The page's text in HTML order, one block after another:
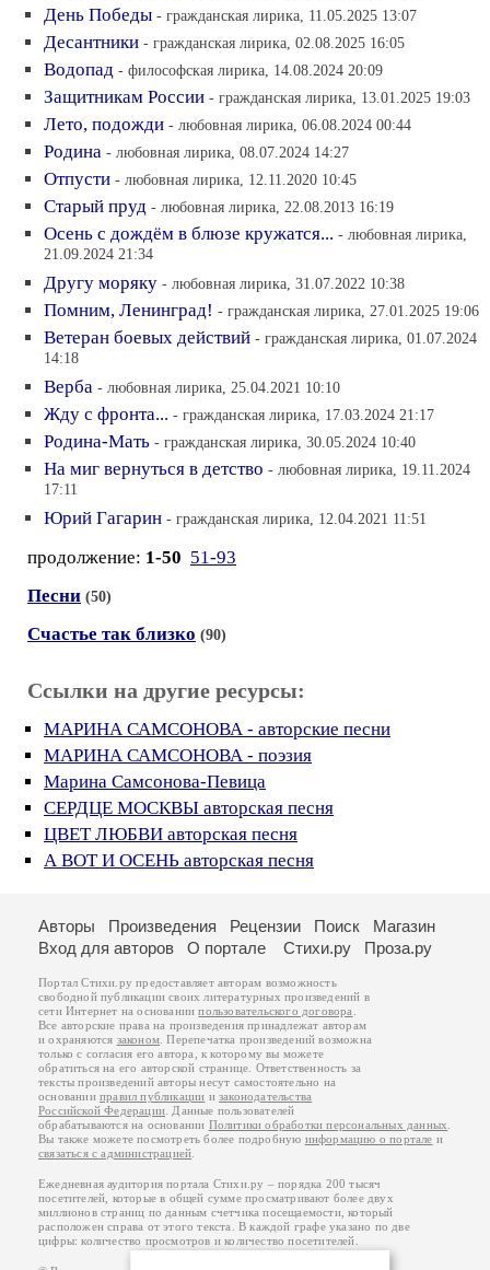
День Победы - гражданская лирика, 11.05.2025 13:07
Десантники - гражданская лирика, 02.08.2025 16:05
Водопад - философская лирика, 14.08.2024 20:09
Защитникам России - гражданская лирика, 13.01.2025 19:03
Лето, подожди - любовная лирика, 06.08.2024 00:44
Родина - любовная лирика, 08.07.2024 14:27
Отпусти - любовная лирика, 12.11.2020 10:45
Старый пруд - любовная лирика, 22.08.2013 16:19
Осень с дождём в блюзе кружатся... - любовная лирика,
21.09.2024 21:34
Другу моряку - любовная лирика, 31.07.2022 10:38
Помним, Ленинград! - гражданская лирика, 27.01.2025 19:06
Ветеран боевых действий - гражданская лирика, 01.07.2024
14:18
Верба - любовная лирика, 25.04.2021 10:10
Жду с фронта... - гражданская лирика, 17.03.2024 21:17
Родина-Мать - гражданская лирика, 30.05.2024 10:40
На миг вернуться в детство - любовная лирика, 19.11.2024
17:11
Юрий Гагарин - гражданская лирика, 12.04.2021 11:51
продолжение: 1-50 51-93
Песни (50)
Счастье так близко (90)
Ссылки на другие ресурсы:
МАРИНА САМСОНОВА - авторские песни
МАРИНА САМСОНОВА - поэзия
Марина Самсонова-Певица
СЕРДЦЕ МОСКВЫ авторская песня
ЦВЕТ ЛЮБВИ авторская песня
А ВОТ И ОСЕНЬ авторская песня
Авторы Произведения Рецензии Поиск
Магазин
Вход для авторов
О портале Стихи.ру Проза.ру
Портал Стихи.ру предоставляет авторам возможность
свободной публикации своих литературных произведений в
сети Интернет на основаниипользовательского договора
Все авторские права на произведения принадлежат авторам
и охраняются законом . Перепечатка произведений возможна
только с согласия его автора, к которому вы можете
обратиться на его авторской странице. Ответственность за
тексты произведений авторы несут самостоятельно на
основанииправил публикации изаконодательства
Российской Федерации . Данные пользователей
обрабатываются на основании Политики обработки персональных данных
Вы также можете посмотреть более подробную информацию о портале и
связаться с администрацией
Ежедневная аудитория портала Стихи.ру – порядка 200 тысяч
посетителей, которые в общей сумме просматривают более двух
миллионов страниц по данным счетчика посещаемости, который
расположен справа от этого текста. В каждой графе указано по две
цифры: количество просмотров и количество посетителей.